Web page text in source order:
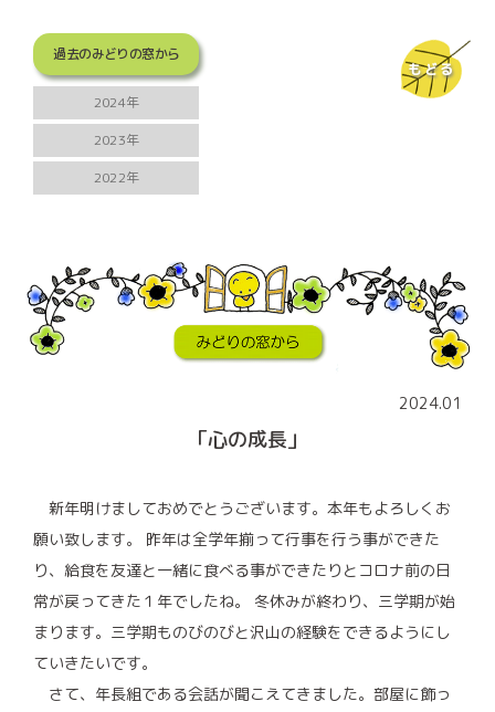
もどる
過去のみどりの窓から
2024年
2023年
2022年
2024.01
「心の成長」
新年明けましておめでとうございます。本年もよろしくお
願い致します。 昨年は全学年揃って行事を行う事ができた
り、給食を友達と一緒に食べる事ができたりとコロナ前の日
常が戻ってきた１年でしたね。 冬休みが終わり、三学期が始
まります。三学期ものびのびと沢山の経験をできるようにし
ていきたいです。
さて、年長組である会話が聞こえてきました。部屋に飾っ